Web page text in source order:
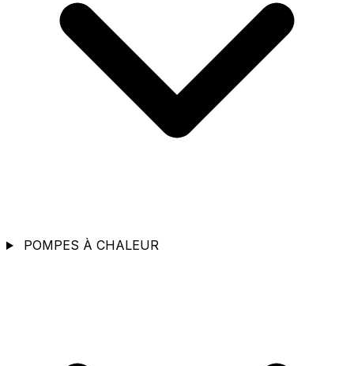
POMPES À CHALEUR